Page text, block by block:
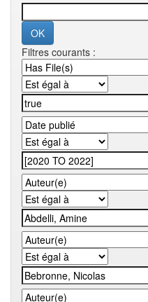
Filtres courants :